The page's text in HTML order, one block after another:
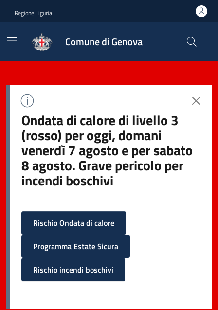
Regione Liguria
Comune di Genova
Ondata di calore di livello 3
(rosso) per oggi, domani
venerdì 7 agosto e per sabato
8 agosto. Grave pericolo per
incendi boschivi
Rischio Ondata di calore
Programma Estate Sicura
Rischio incendi boschivi